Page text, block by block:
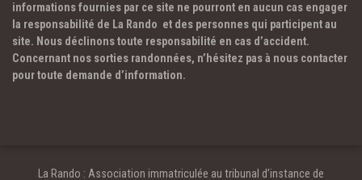
informations fournies par ce site ne pourront en aucun cas engager
la responsabilité de La Rando et des personnes qui participent au
site. Nous déclinons toute responsabilité en cas d’accident.
Concernant nos sorties randonnées, n’hésitez pas à nous contacter
pour toute demande d’information.
La Rando : Association immatriculée au tribunal d’instance de